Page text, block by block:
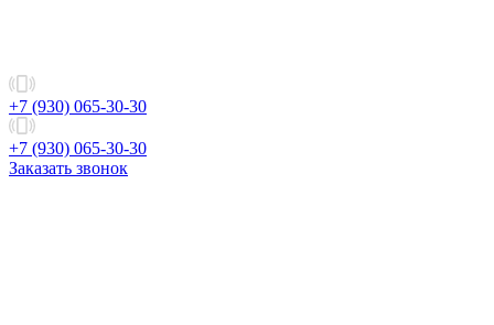
+7 (930) 065-30-30
+7 (930) 065-30-30
Заказать звонок